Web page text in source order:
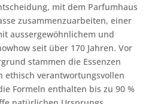
mit dem Parfumhaus
zusammenzuarbeiten, einer
aussergewöhnlichem und
seit über 170 Jahren. Vor
stammen die Essenzen
ethisch verantwortungsvollen
Formeln enthalten bis zu 90 %